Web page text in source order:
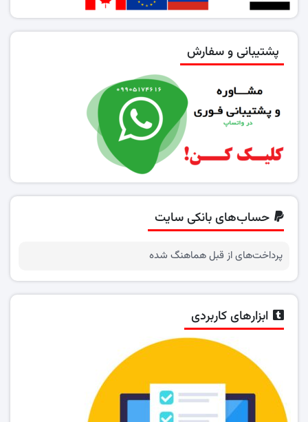
پشتیبانی و سفارش
حساب‌های بانکی سایت
پرداخت‌های از قبل هماهنگ شده
ابزارهای کاربردی